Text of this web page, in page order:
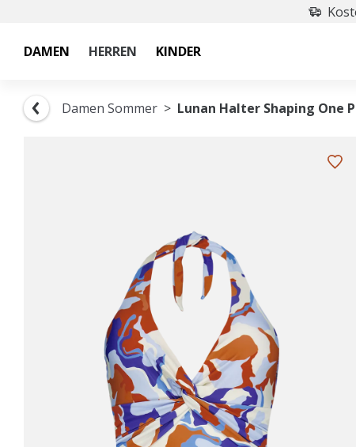
DAMEN HERREN KINDER
Damen Sommer Lunan Halter Shaping One